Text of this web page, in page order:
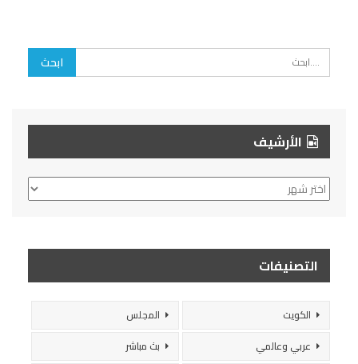
الأرشيف
الأرشيف
التصنيفات
الكويت
المجلس
عربي وعالمي
بث مباشر